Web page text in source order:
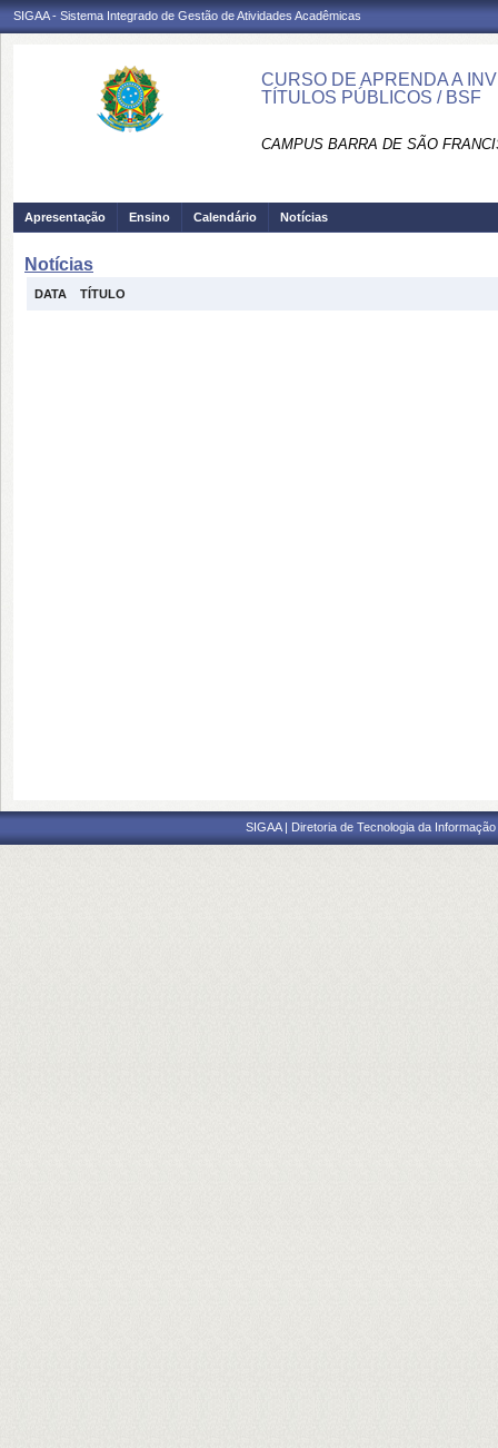
SIGAA - Sistema Integrado de Gestão de Atividades Acadêmicas
CURSO DE APRENDA A
TÍTULOS PÚBLICOS / BSF
CAMPUS BARRA DE SÃO
Apresentação Ensino Calendário Notícias
Notícias
DATA TÍTULO
SIGAA | Diretoria de Tecnologia da